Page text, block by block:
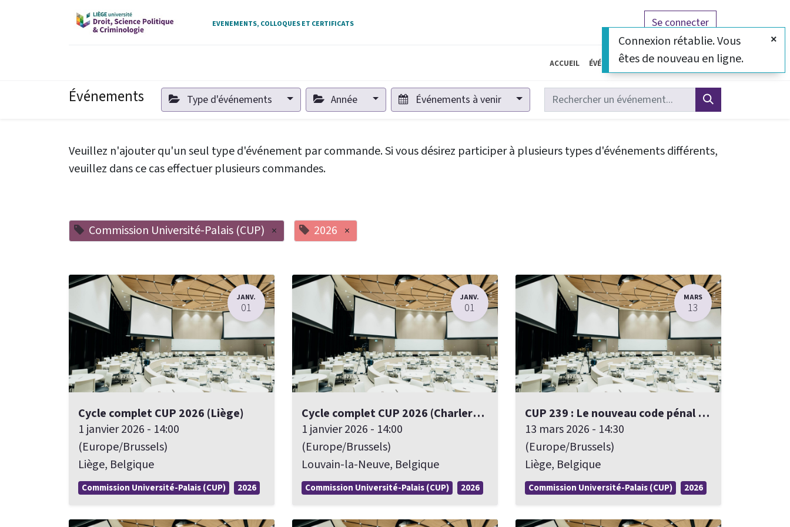
EVENEMENTS, COLLOQUES ET CERTIFICATS Se connecter
Accueil Événements À propos de nous
Événements Type d'événements Année Événements à venir
Veuillez n'ajouter qu'un seul type d'événement par commande. Si vous désirez participer à plusieurs types d'événements différents,
veuillez dans ce cas effectuer plusieurs commandes.
Commission Université-Palais (CUP) × 2026 ×
JANV.
01
Cycle complet CUP 2026 (Liège)
1 janvier 2026 - 14:00
(Europe/Brussels)
Liège, Belgique
Commission Université-Palais (CUP) 2026
JANV.
01
Cycle complet CUP 2026 (Charleroi/Louvain-la-Neuve)
1 janvier 2026 - 14:00
(Europe/Brussels)
Louvain-la-Neuve, Belgique
Commission Université-Palais (CUP) 2026
MARS
13
CUP 239 : Le nouveau code pénal : prêt pour demain ? (Liège)
13 mars 2026 - 14:30
(Europe/Brussels)
Liège, Belgique
Commission Université-Palais (CUP) 2026
Connexion rétablie. Vous
êtes de nouveau en ligne.